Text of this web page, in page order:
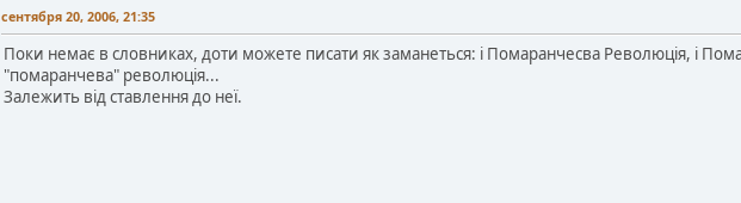
сентября 20, 2006, 21:35
Поки немає в словниках, доти можете писати як заманеться: і Помаранчесва Революція, і
"помаранчева" революція...
Залежить від ставлення до неї.